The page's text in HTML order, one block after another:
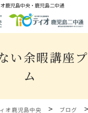
⿅児島中央・鹿児島二中通
い余暇講座
ム
オ鹿児島中央 > ブログ >